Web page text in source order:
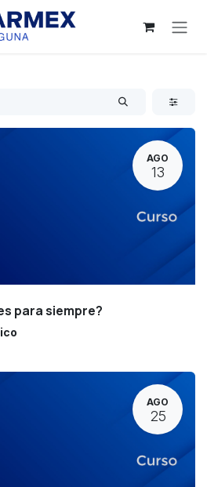
AGO
13
para siempre?
AGO
25